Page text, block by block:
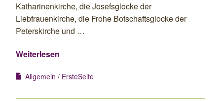
Katharinenkirche, die Josefsglocke der
Liebfrauenkirche, die Frohe Botschaftsglocke der
Peterskirche und …
Weiterlesen
Allgemein ErsteSeite